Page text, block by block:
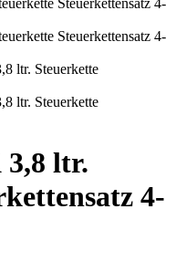
3,8 ltr.
4-